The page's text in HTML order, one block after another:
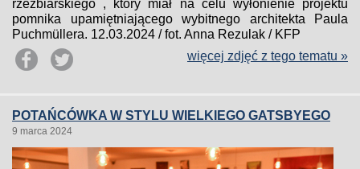
rzeźbiarskiego , który miał na celu wyłonienie projektu
pomnika upamiętniającego wybitnego architekta Paula
Puchmüllera. 12.03.2024 / fot. Anna Rezulak / KFP
więcej zdjęć z tego tematu »
POTAŃCÓWKA W STYLU WIELKIEGO GATSBYEGO
9 marca 2024